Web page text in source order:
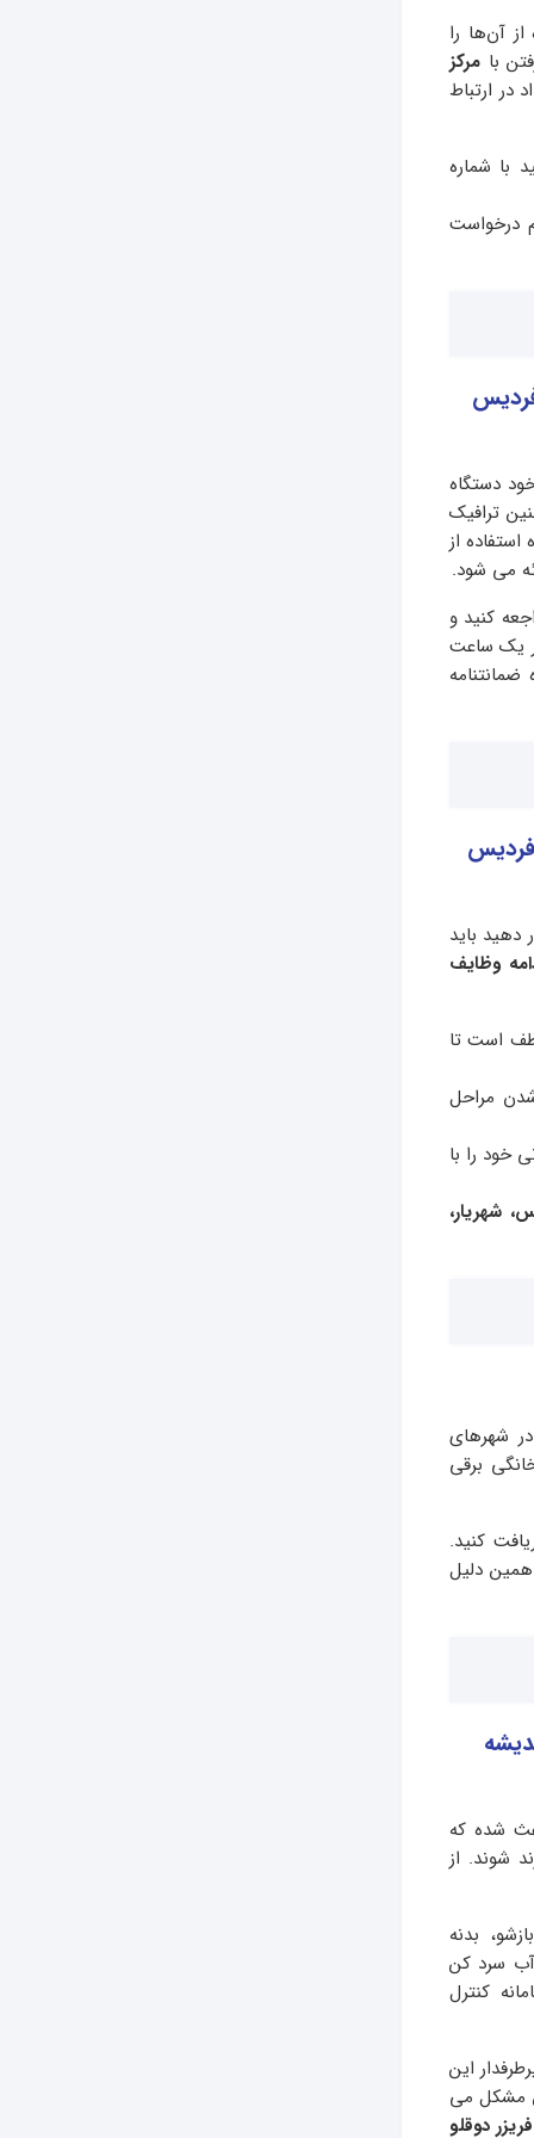
آن‌ها را
با مرکز
در ارتباط
با شماره
درخواست
دستگاه
ترافیک
از
می شود.
کنید و
یک ساعت
فردیس
دهید باید
وظایف
است تا
مراحل
خود را با
شهریار،
شهرهای
برقی
کنید.
همین دلیل
شده که
شوند‌. از
بدنه
آب سرد کن
کنترل
این
مشکل می
دوقلو